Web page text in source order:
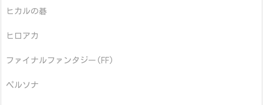
ヒカルの碁
ヒロアカ
ファイナルファンタジー(FF)
ペルソナ